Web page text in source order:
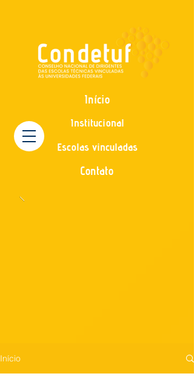
Início
Institucional
Escolas vinculadas
Contato
Início